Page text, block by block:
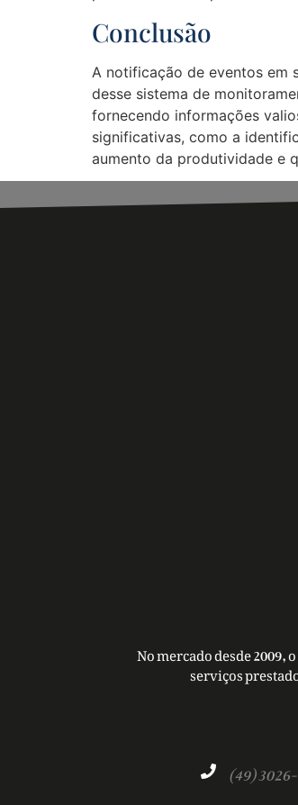
Conclusão
A notificação de eventos em
desse sistema de
fornecendo informações
significativas, como a
aumento da produtividade e
No mercado desde
serviços
(49)